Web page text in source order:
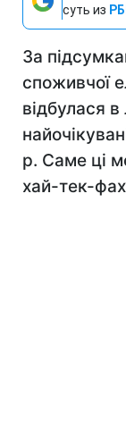
суть из
За
споживчої
відбулася
р. Саме ці
хай-тек-